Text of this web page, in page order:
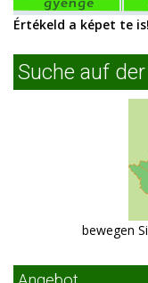
Értékeld a képet te
Suche auf
bewegen